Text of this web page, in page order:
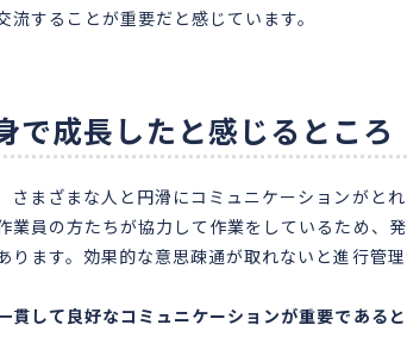
することが重要だと感じています。
で成長したと感じるところ
さまざまな人と円滑にコミュニケーションがとれ
業員の方たちが協力して作業をしているため、
ります。効果的な意思疎通が取れないと進行管
して良好なコミュニケーションが重要であると